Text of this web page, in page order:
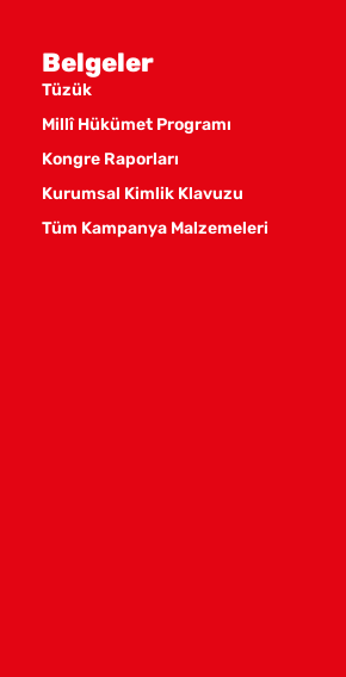
Belgeler
Tüzük
Millî Hükümet Programı
Kongre Raporları
Kurumsal Kimlik Klavuzu
Tüm Kampanya Malzemeleri